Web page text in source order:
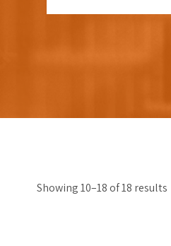
Showing 10–18 of 18 results